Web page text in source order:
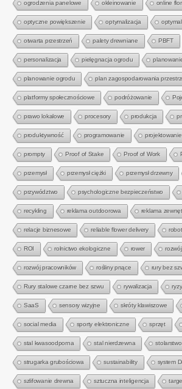
ogrodzenia panelowe okleinowanie online
optyczne powiększenie optymalizacja
otwarta przestrzeń palety drewniane PBFT
personalizacja pielęgnacja ogrodu
planowanie ogrodu plan zagospodarowania
platformy społecznościowe podróżowanie
prawo lokalowe procesory produkcja
produktywność programowanie projektowanie
prompty Proof of Stake Proof of Work
przemysł przemysł ciężki przemysł drzewny
przywództwo psychologiczne bezpieczeństwo
recykling reklama outdoorowa reklama
relacje biznesowe reliable flower delivery
ROI rolnictwo ekologiczne rower
rozwój pracowników rośliny pnące rury bez
Rury stalowe czarne bez szwu rywalizacja
SaaS sensory wizyjne skróty klawiszowe
social media sporty elektroniczne sprzęt
stal kwasoodporna stal nierdzewna
strugarka grubościowa sustainability system
szlifowanie drewna sztuczna inteligencja